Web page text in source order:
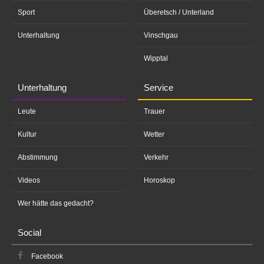
Sport
Unterhaltung
Überetsch / Unterland
Vinschgau
Wipptal
Unterhaltung
Leute
Kultur
Abstimmung
Videos
Wer hätte das gedacht?
Service
Trauer
Wetter
Verkehr
Horoskop
Social
Facebook